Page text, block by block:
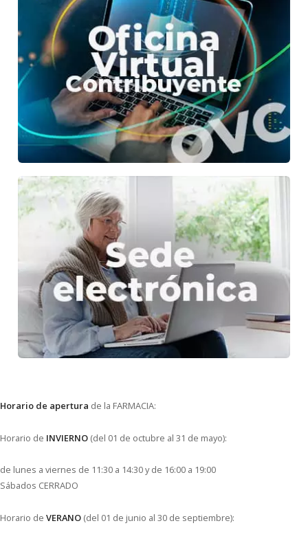
Horario de apertura de la FARMACIA:
Horario de INVIERNO (del 01 de octubre al 31 de mayo):
de lunes a viernes de 11:30 a 14:30 y de 16:00 a 19:00
Sábados CERRADO
Horario de VERANO (del 01 de junio al 30 de septiembre):